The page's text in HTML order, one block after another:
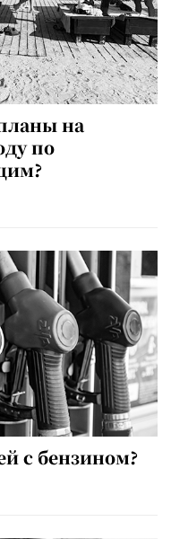
на
по
с бензином?